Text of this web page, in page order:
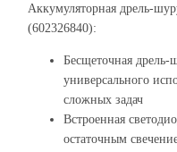
Аккумуляторная дрель-
(602326840):
Бесщеточная
универсального
сложных задач
Встроенная
остаточным